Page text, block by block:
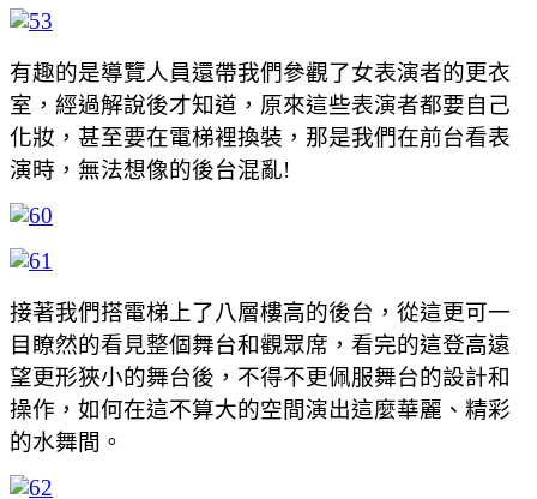
有趣的是導覽人員還帶我們參觀了女表演者的更衣
室，經過解說後才知道，原來這些表演者都要自己
化妝，甚至要在電梯裡換裝，那是我們在前台看表
演時，無法想像的後台混亂!
接著我們搭電梯上了八層樓高的後台，從這更可一
目瞭然的看見整個舞台和觀眾席，看完的這登高遠
望更形狹小的舞台後，不得不更佩服舞台的設計和
操作，如何在這不算大的空間演出這麼華麗、精彩
的水舞間。